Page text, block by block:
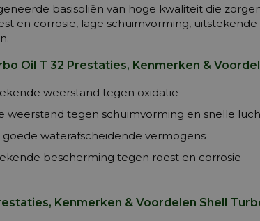
basisoliën van hoge kwaliteit die
en corrosie, lage schuimvorming,
Oil T 32 Prestaties, Kenmerken &
weerstand tegen oxidatie
weerstand tegen schuimvorming en snelle
goede waterafscheidende vermogens
bescherming tegen roest en corrosie
Kenmerken & Voordelen Shell